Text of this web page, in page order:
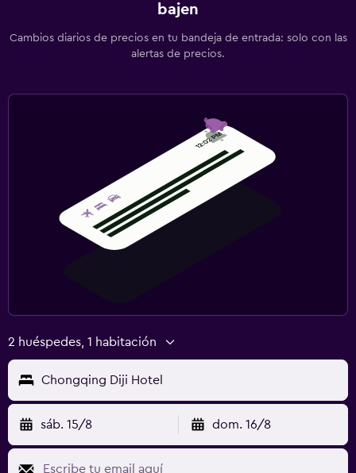
bajen
Cambios diarios de precios en tu bandeja de entrada: solo con las
alertas de precios.
2 huéspedes, 1 habitación
Chongqing Diji Hotel
sáb. 15/8 dom. 16/8